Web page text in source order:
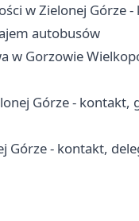
w Zielonej Górze
autobusów
Gorzowie
Górze - kontakt,
- kontakt,